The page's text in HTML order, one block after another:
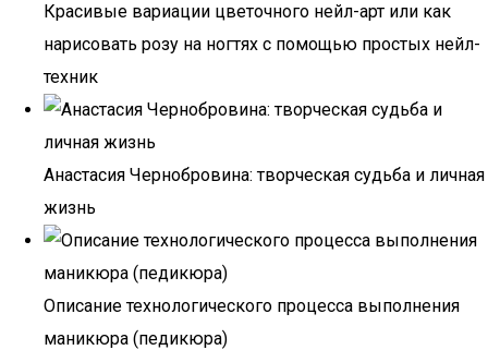
Красивые вариации цветочного нейл-арт или как
нарисовать розу на ногтях с помощью простых нейл-
техник
Анастасия Чернобровина: творческая судьба и личная
жизнь
Описание технологического процесса выполнения
маникюра (педикюра)